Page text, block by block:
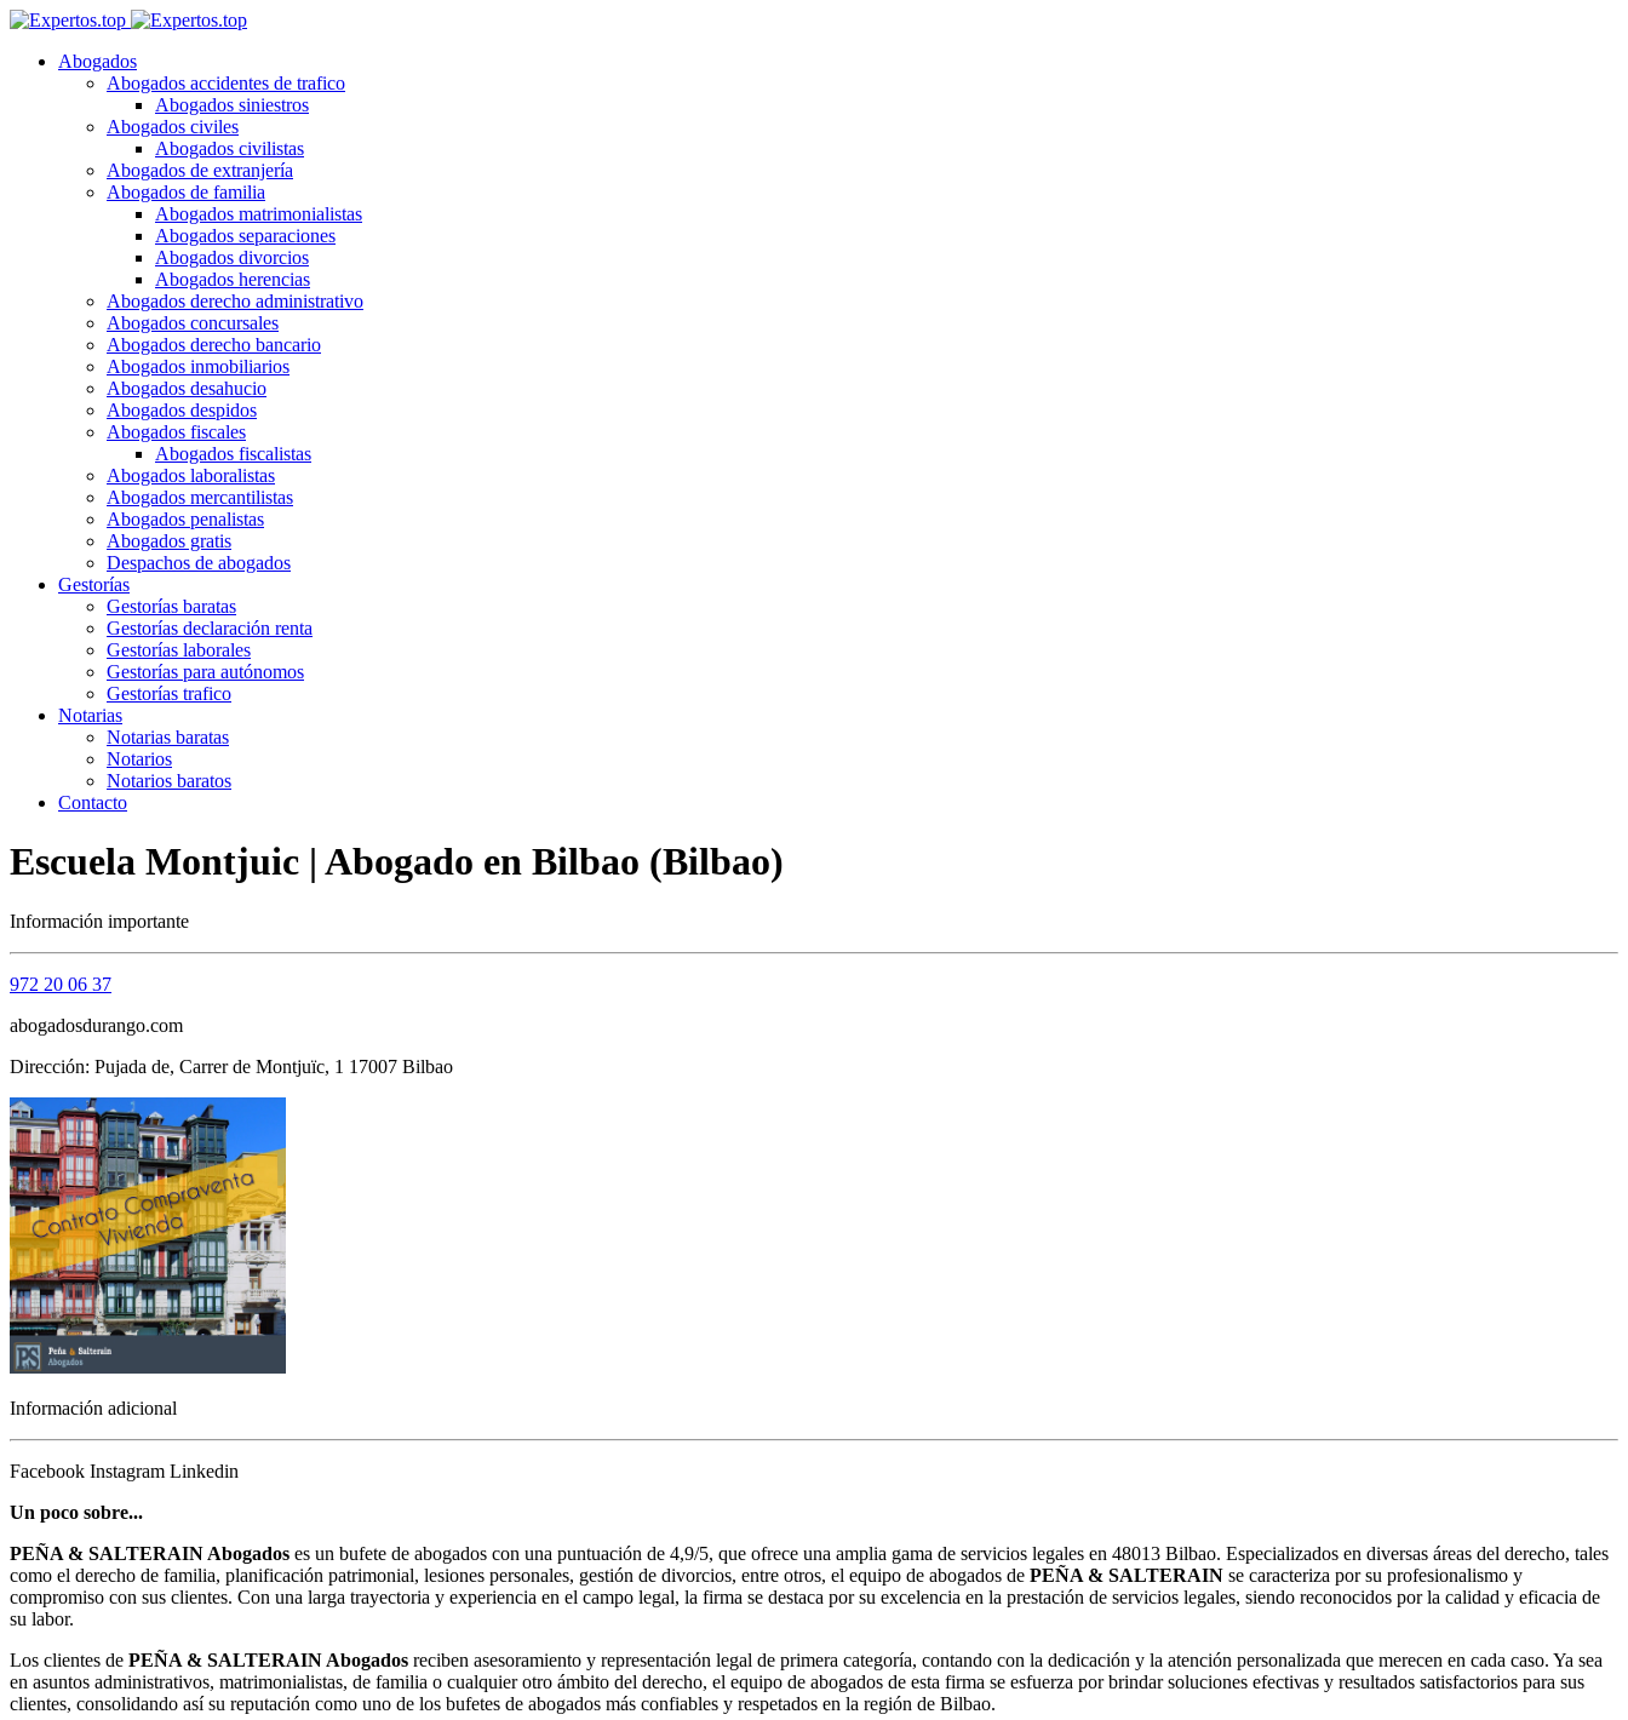
Abogados
Abogados accidentes de trafico
Abogados siniestros
Abogados civiles
Abogados civilistas
Abogados de extranjería
Abogados de familia
Abogados matrimonialistas
Abogados separaciones
Abogados divorcios
Abogados herencias
Abogados derecho administrativo
Abogados concursales
Abogados derecho bancario
Abogados inmobiliarios
Abogados desahucio
Abogados despidos
Abogados fiscales
Abogados fiscalistas
Abogados laboralistas
Abogados mercantilistas
Abogados penalistas
Abogados gratis
Despachos de abogados
Gestorías
Gestorías baratas
Gestorías declaración renta
Gestorías laborales
Gestorías para autónomos
Gestorías trafico
Notarias
Notarias baratas
Notarios
Notarios baratos
Contacto
Escuela Montjuic | Abogado en Bilbao (Bilbao)
Información importante
972 20 06 37
abogadosdurango.com
Dirección: Pujada de, Carrer de Montjuïc, 1 17007 Bilbao
Información adicional
Facebook Instagram Linkedin
Un poco sobre...
PEÑA & SALTERAIN Abogados es un bufete de abogados con una puntuación de 4,9/5, que ofrece una amplia gama de servicios legales en 48013 Bilbao. Especializados en diversas áreas del derecho, tales
como el derecho de familia, planificación patrimonial, lesiones personales, gestión de divorcios, entre otros, el equipo de abogados de PEÑA & SALTERAIN se caracteriza por su profesionalismo y
compromiso con sus clientes. Con una larga trayectoria y experiencia en el campo legal, la firma se destaca por su excelencia en la prestación de servicios legales, siendo reconocidos por la calidad y eficacia de
su labor.
Los clientes de PEÑA & SALTERAIN Abogados reciben asesoramiento y representación legal de primera categoría, contando con la dedicación y la atención personalizada que merecen en cada caso. Ya sea
en asuntos administrativos, matrimonialistas, de familia o cualquier otro ámbito del derecho, el equipo de abogados de esta firma se esfuerza por brindar soluciones efectivas y resultados satisfactorios para sus
clientes, consolidando así su reputación como uno de los bufetes de abogados más confiables y respetados en la región de Bilbao.